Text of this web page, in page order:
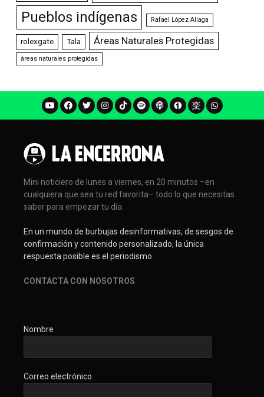
Pueblos indígenas Rafael López Aliaga
rolexgate Tala Áreas Naturales Protegidas
áreas naturales protegidas
Mini noticiero de lunes a viernes, en 20 minutos –en
cualquiera que sea tu red favorita– todo lo que necesitas
saber para empezar tu día.
En un mundo de burbujas desinformativas, de sesgos de
confirmación y contenido personalizado, la única
respuesta posible es el periodismo.
CONTACTA CON NOSOTROS
Nombre
Correo electrónico